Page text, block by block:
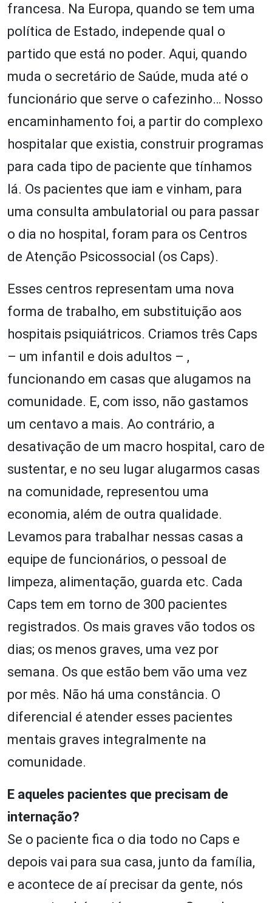
francesa. Na Europa, quando se tem uma
política de Estado, independe qual o
partido que está no poder. Aqui, quando
muda o secretário de Saúde, muda até o
funcionário que serve o cafezinho… Nosso
encaminhamento foi, a partir do complexo
hospitalar que existia, construir programas
para cada tipo de paciente que tínhamos
lá. Os pacientes que iam e vinham, para
uma consulta ambulatorial ou para passar
o dia no hospital, foram para os Centros
de Atenção Psicossocial (os Caps).
Esses centros representam uma nova
forma de trabalho, em substituição aos
hospitais psiquiátricos. Criamos três Caps
– um infantil e dois adultos – ,
funcionando em casas que alugamos na
comunidade. E, com isso, não gastamos
um centavo a mais. Ao contrário, a
desativação de um macro hospital, caro de
sustentar, e no seu lugar alugarmos casas
na comunidade, representou uma
economia, além de outra qualidade.
Levamos para trabalhar nessas casas a
equipe de funcionários, o pessoal de
limpeza, alimentação, guarda etc. Cada
Caps tem em torno de 300 pacientes
registrados. Os mais graves vão todos os
dias; os menos graves, uma vez por
semana. Os que estão bem vão uma vez
por mês. Não há uma constância. O
diferencial é atender esses pacientes
mentais graves integralmente na
comunidade.
E aqueles pacientes que precisam de
internação?
Se o paciente fica o dia todo no Caps e
depois vai para sua casa, junto da família,
e acontece de aí precisar da gente, nós